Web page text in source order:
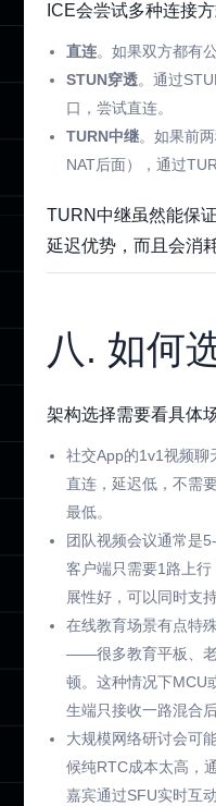
ICE会尝试多种连接方
直连。如果双方都有
STUN穿透。通过
口，尝试直连。
TURN中继。如果前
NAT后面），通过
TURN中继虽然能保
延迟优势，而且会消
八. 如何
架构选择需要看具体场
社交App的1v1视频聊
直连，延迟低，不需
最低。
团队视频会议通常是
客户端只需要1路上
展性好，可以同时支
在线教育场景有点特
——很多教育平板、老
顿。这种情况下MCU
生端只接收一路混合
大规模网络研讨会可
候纯RTC成本太高，
嘉宾通过SFU实时互